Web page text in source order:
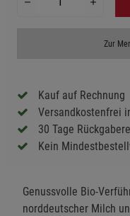
Zur
Kauf auf Rechnung
Versandkostenfrei
30 Tage
Kein
Genussvolle Bio-
norddeutscher Milch